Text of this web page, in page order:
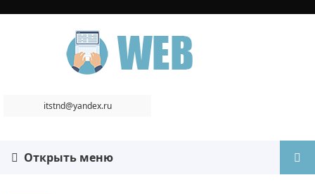
itstnd@yandex.ru
Открыть меню